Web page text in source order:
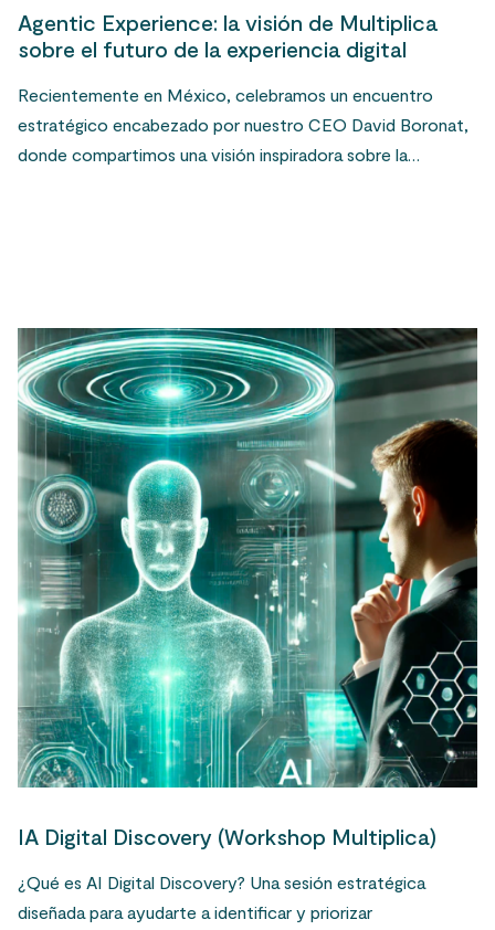
Agentic Experience: la visión de Multiplica
sobre el futuro de la experiencia digital
Recientemente en México, celebramos un encuentro
estratégico encabezado por nuestro CEO David Boronat,
donde compartimos una visión inspiradora sobre la…
IA Digital Discovery (Workshop Multiplica)
¿Qué es AI Digital Discovery? Una sesión estratégica
diseñada para ayudarte a identificar y priorizar